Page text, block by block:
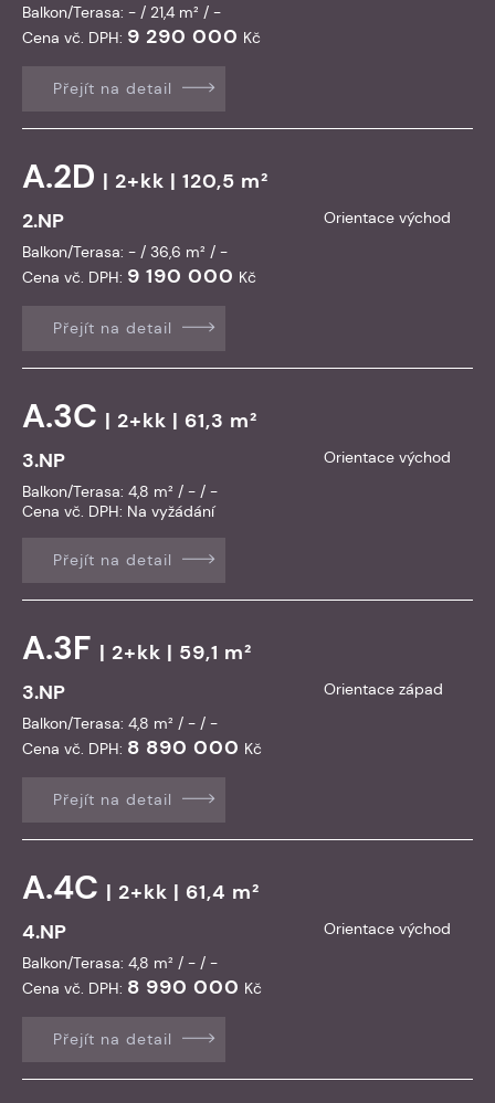
Balkon/Terasa: - / 21,4 m² / -
Cena vč. DPH: 9 290 000 Kč
Přejít na detail
A.2D | 2+kk | 120,5 m²
2.NP
Orientace východ
Balkon/Terasa: - / 36,6 m² / -
Cena vč. DPH: 9 190 000 Kč
Přejít na detail
A.3C | 2+kk | 61,3 m²
3.NP
Orientace východ
Balkon/Terasa: 4,8 m² / - / -
Cena vč. DPH: Na vyžádání
Přejít na detail
A.3F | 2+kk | 59,1 m²
3.NP
Orientace západ
Balkon/Terasa: 4,8 m² / - / -
Cena vč. DPH: 8 890 000 Kč
Přejít na detail
A.4C | 2+kk | 61,4 m²
4.NP
Orientace východ
Balkon/Terasa: 4,8 m² / - / -
Cena vč. DPH: 8 990 000 Kč
Přejít na detail